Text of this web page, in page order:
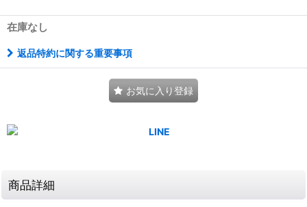
在庫なし
返品特約に関する重要事項
お気に入り登録
商品詳細